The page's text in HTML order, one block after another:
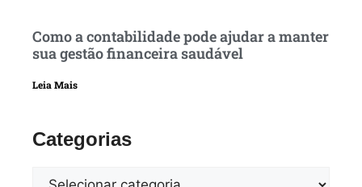
Como a contabilidade pode ajudar a manter
sua gestão financeira saudável
Leia Mais
Categorias